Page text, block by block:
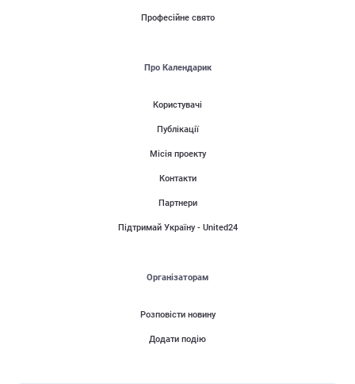
Професійне свято
Про Календарик
Користувачі
Публікації
Місія проекту
Контакти
Партнери
Підтримай Україну - United24
Організаторам
Розповісти новину
Додати подію